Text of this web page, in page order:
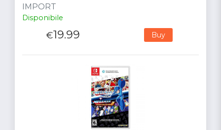
IMPORT
Disponibile
€19.99 Buy